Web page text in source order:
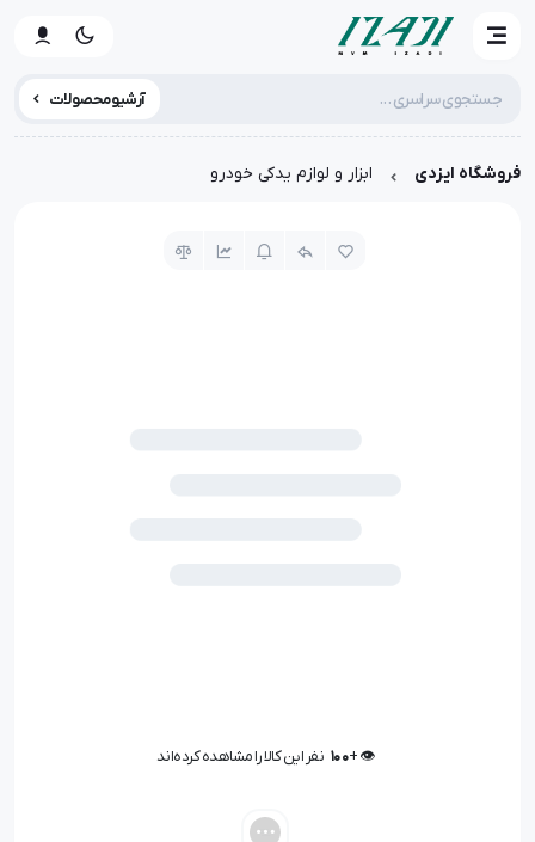
آرشیو محصولات
فروشگاه ایزدی ابزار و لوازم یدکی خودرو
👁️ +
100 نفر این کالا را مشاهده کرده‌اند